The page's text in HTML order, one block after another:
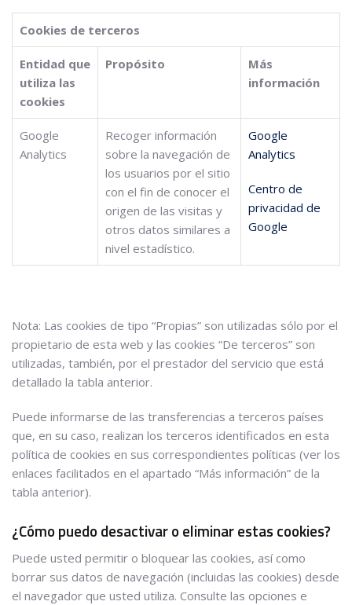
Cookies de terceros
Entidad que
utiliza las
cookies
Propósito
Más
información
Google
Analytics
Recoger información
sobre la navegación de
los usuarios por el sitio
con el fin de conocer el
origen de las visitas y
otros datos similares a
nivel estadístico.
Google
Analytics
Centro de
privacidad de
Google
Nota: Las cookies de tipo “Propias” son utilizadas sólo por el
propietario de esta web y las cookies “De terceros” son
utilizadas, también, por el prestador del servicio que está
detallado la tabla anterior.
Puede informarse de las transferencias a terceros países
que, en su caso, realizan los terceros identificados en esta
política de cookies en sus correspondientes políticas (ver los
enlaces facilitados en el apartado “Más información” de la
tabla anterior).
¿Cómo puedo desactivar o eliminar estas cookies?
Puede usted permitir o bloquear las cookies, así como
borrar sus datos de navegación (incluidas las cookies) desde
el navegador que usted utiliza. Consulte las opciones e